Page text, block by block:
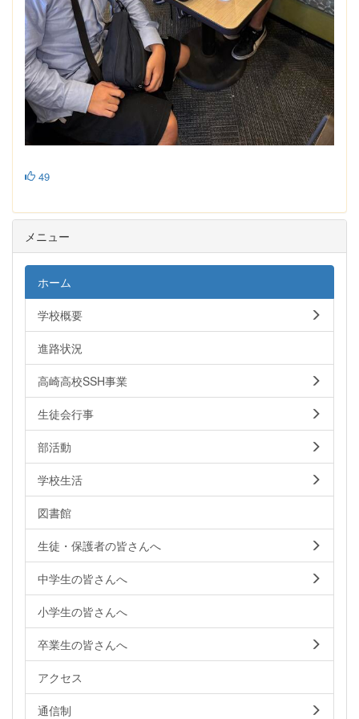
49
メニュー
ホーム
学校概要
進路状況
高崎高校SSH事業
生徒会行事
部活動
学校生活
図書館
生徒・保護者の皆さんへ
中学生の皆さんへ
小学生の皆さんへ
卒業生の皆さんへ
アクセス
通信制